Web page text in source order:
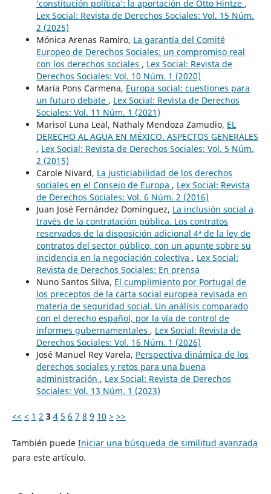
‘constitución política’: la aportación de Otto Hintze ,
Lex Social: Revista de Derechos Sociales: Vol. 15 Núm.
2 (2025)
Mónica Arenas Ramiro, La garantía del Comité
Europeo de Derechos Sociales: un compromiso real
con los derechos sociales , Lex Social: Revista de
Derechos Sociales: Vol. 10 Núm. 1 (2020)
María Pons Carmena, Europa social: cuestiones para
un futuro debate , Lex Social: Revista de Derechos
Sociales: Vol. 11 Núm. 1 (2021)
Marisol Luna Leal, Nathaly Mendoza Zamudio, EL
DERECHO AL AGUA EN MÉXICO. ASPECTOS GENERALES
, Lex Social: Revista de Derechos Sociales: Vol. 5 Núm.
2 (2015)
Carole Nivard, La justiciabilidad de los derechos
sociales en el Consejo de Europa , Lex Social: Revista
de Derechos Sociales: Vol. 6 Núm. 2 (2016)
Juan José Fernández Domínguez, La inclusión social a
través de la contratación pública. Los contratos
reservados de la disposición adicional 4ª de la ley de
contratos del sector público, con un apunte sobre su
incidencia en la negociación colectiva , Lex Social:
Revista de Derechos Sociales: En prensa
Nuno Santos Silva, El cumplimiento por Portugal de
los preceptos de la carta social europea revisada en
materia de seguridad social. Un análisis comparado
con el derecho español, por la vía de control de
informes gubernamentales , Lex Social: Revista de
Derechos Sociales: Vol. 16 Núm. 1 (2026)
José Manuel Rey Varela, Perspectiva dinámica de los
derechos sociales y retos para una buena
administración , Lex Social: Revista de Derechos
Sociales: Vol. 13 Núm. 1 (2023)
<< < 1 2 3 4 5 6 7 8 9 10 > >>
También puede Iniciar una búsqueda de similitud avanzada
para este artículo.